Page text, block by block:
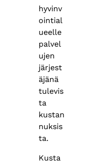
hyvinv
ointial
ueelle
palvel
ujen
järjest
äjänä
tulevis
ta
kustan
nuksis
ta. ​
Kusta